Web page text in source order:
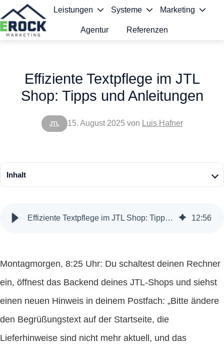
Leistungen Systeme Marketing
Agentur Referenzen
JTL
Effiziente Textpflege im JTL
Shop: Tipps und Anleitungen
15. August 2025 von Luis Hafner
Inhalt
Effiziente Textpflege im JTL Shop: Tipps und Anleitungen 12:56
Montagmorgen, 8:25 Uhr: Du schaltest deinen Rechner
ein, öffnest das Backend deines JTL-Shops und siehst
einen neuen Hinweis in deinem Postfach: „Bitte ändere
den Begrüßungstext auf der Startseite, die
Lieferhinweise sind nicht mehr aktuell, und das